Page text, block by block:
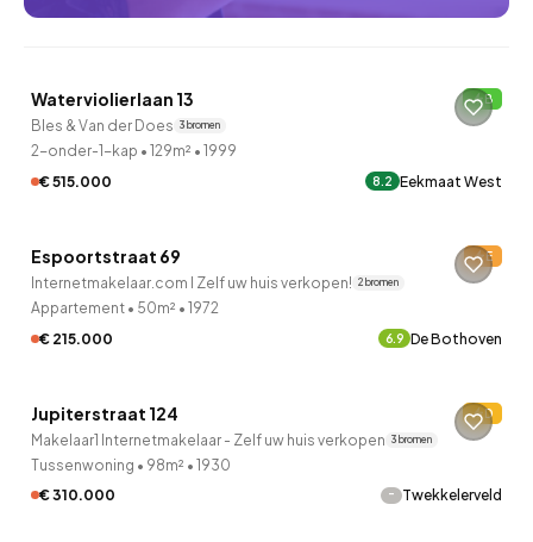
5 uur geleden ontdekt
Waterviolierlaan 13 B
Bles & Van der Does 3 bronnen
2-onder-1-kap • 129m² • 1999
€ 515.000
8.2 Eekmaat West
9 uur geleden ontdekt
Espoortstraat 69 E
Internetmakelaar.com I Zelf uw huis verkopen! 2 bronnen
Appartement • 50m² • 1972
€ 215.000
6.9 De Bothoven
9 uur geleden ontdekt
Jupiterstraat 124 D
Makelaar1 Internetmakelaar - Zelf uw huis verkopen 3 bronnen
Tussenwoning • 98m² • 1930
€ 310.000
- Twekkelerveld